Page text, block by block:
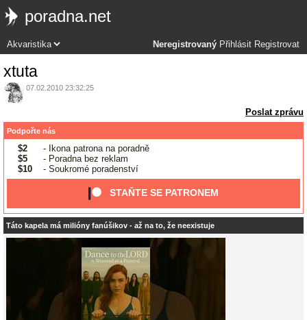
poradna.net
Neregistrovaný Přihlásit Registrovat
xtuta
07.02.2010 23:32:25
Poslat zprávu
Podpořte nás
$2
- Ikona patrona na poradně
$5
- Poradna bez reklam
$10
- Soukromé poradenství
STAŇTE SE PATRONEM
Táto kapela má milióny fanúšikov - až na to, že neexistuje